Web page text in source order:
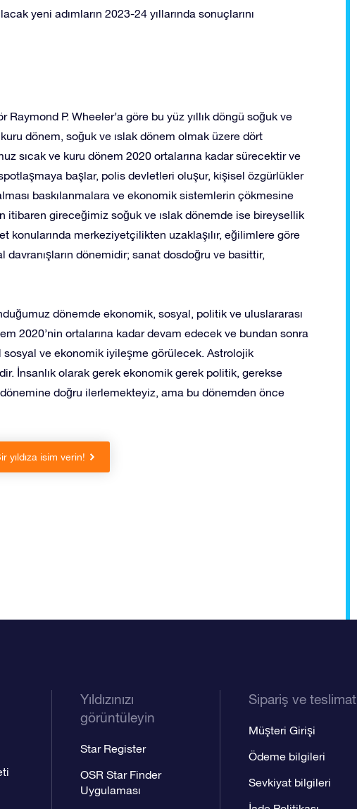
yeni adımların 2023-24 yıllarında sonuçlarını
P. Wheeler’a göre bu yüz yıllık döngü soğuk ve
dönem, soğuk ve ıslak dönem olmak üzere dört
sıcak ve kuru dönem 2020 ortalarına kadar sürecektir ve
başlar, polis devletleri oluşur, kişisel özgürlükler
baskılanmalara ve ekonomik sistemlerin çökmesine
itibaren gireceğimiz soğuk ve ıslak dönemde ise bireysellik
konularında merkeziyetçilikten uzaklaşılır, eğilimlere göre
davranışların dönemidir; sanat dosdoğru ve basittir,
dönemde ekonomik, sosyal, politik ve uluslararası
2020’nin ortalarına kadar devam edecek ve bundan sonra
ve ekonomik iyileşme görülecek. Astrolojik
İnsanlık olarak gerek ekonomik gerek politik, gerekse
doğru ilerlemekteyiz, ama bu dönemden önce
yıldıza isim verin!
Yıldızınızı
görüntüleyin
Star Register
OSR Star Finder
Uygulaması
Sipariş ve teslimat
Müşteri Girişi
Ödeme bilgileri
Sevkiyat bilgileri